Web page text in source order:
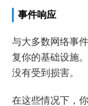
事件响应
与大多数网络事
复你的基础设施
没有受到损害。
在这些情况下，